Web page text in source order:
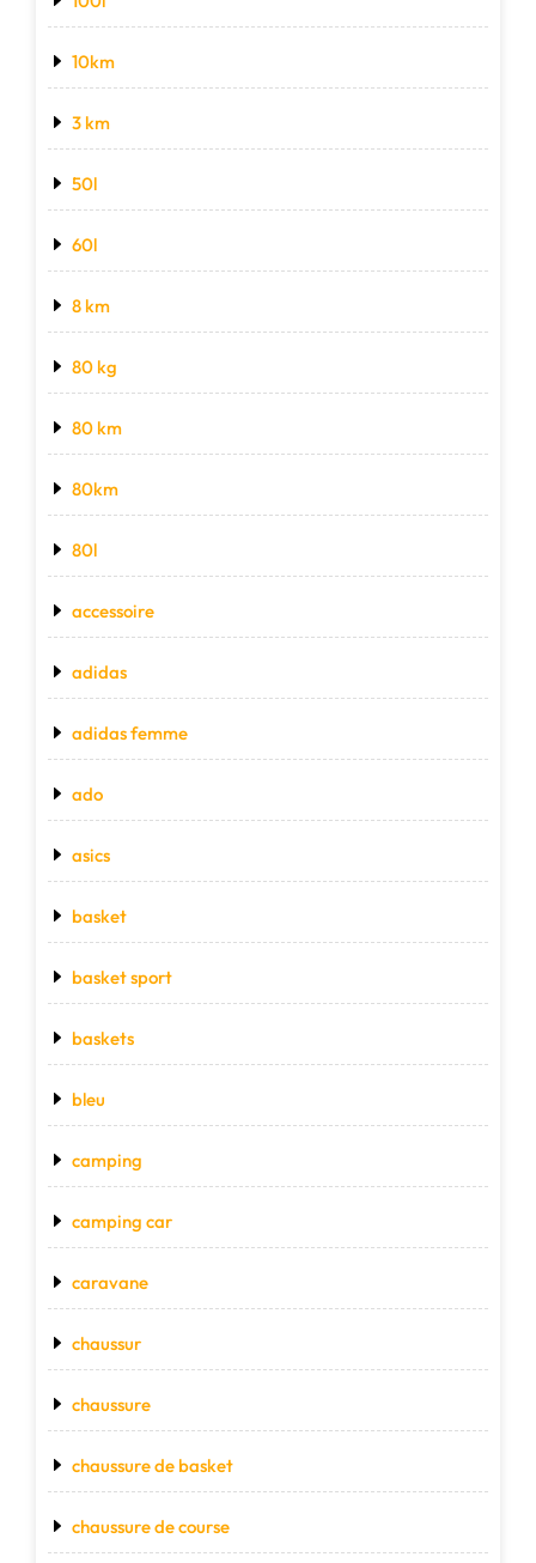
10km
3 km
50l
60l
8 km
80 kg
80 km
80km
80l
accessoire
adidas
adidas femme
ado
asics
basket
basket sport
baskets
bleu
camping
camping car
caravane
chaussur
chaussure
chaussure de basket
chaussure de course